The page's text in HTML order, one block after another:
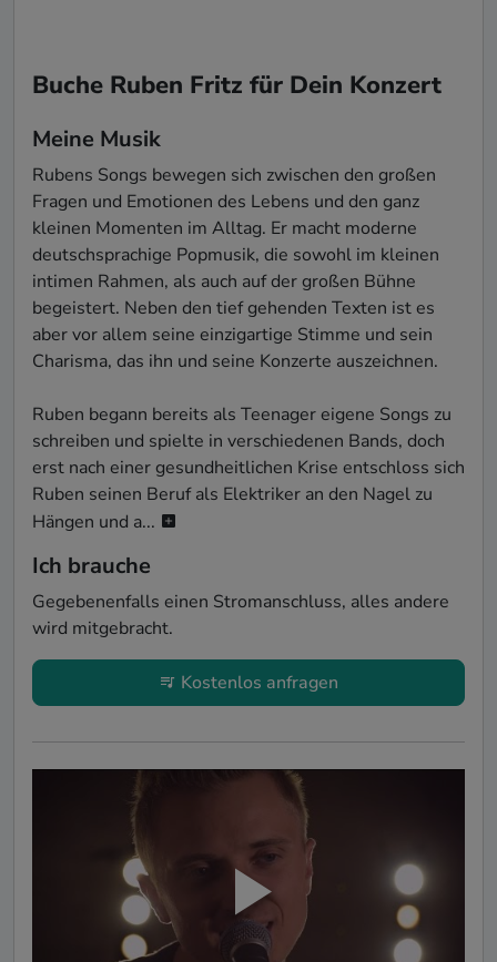
Buche Ruben Fritz für Dein Konzert
Meine Musik
Rubens Songs bewegen sich zwischen den großen
Fragen und Emotionen des Lebens und den ganz
kleinen Momenten im Alltag. Er macht moderne
deutschsprachige Popmusik, die sowohl im kleinen
intimen Rahmen, als auch auf der großen Bühne
begeistert. Neben den tief gehenden Texten ist es
aber vor allem seine einzigartige Stimme und sein
Charisma, das ihn und seine Konzerte auszeichnen.
Ruben begann bereits als Teenager eigene Songs zu
schreiben und spielte in verschiedenen Bands, doch
erst nach einer gesundheitlichen Krise entschloss sich
Ruben seinen Beruf als Elektriker an den Nagel zu
Hängen und a...
Ich brauche
Gegebenenfalls einen Stromanschluss, alles andere
wird mitgebracht.
Kostenlos anfragen